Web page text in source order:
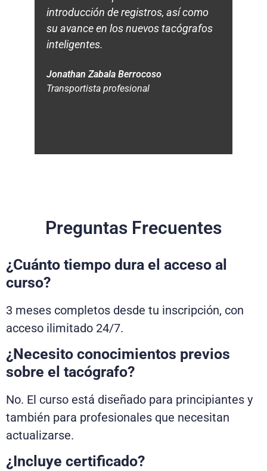
introducción de registros, así como
su avance en los nuevos tacógrafos
inteligentes.
Jonathan Zabala Berrocoso
Transportista profesional
Preguntas Frecuentes
¿Cuánto tiempo dura el acceso al
curso?
3 meses completos desde tu inscripción, con
acceso ilimitado 24/7.
¿Necesito conocimientos previos
sobre el tacógrafo?
No. El curso está diseñado para principiantes y
también para profesionales que necesitan
actualizarse.
¿Incluye certificado?